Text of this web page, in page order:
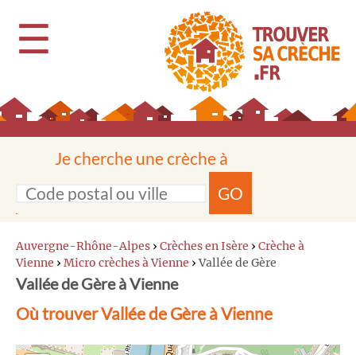
☰
Je cherche une crèche à
GO
Auvergne-Rhône-Alpes › Crèches en Isère › Crèche à
Vienne › Micro crèches à Vienne ›Vallée de Gère
Vallée de Gère à Vienne
Où trouver Vallée de Gère à Vienne